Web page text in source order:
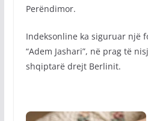
Perëndimor.
Indeksonline ka siguruar një
“Adem Jashari”, në prag të
shqiptarë drejt Berlinit.